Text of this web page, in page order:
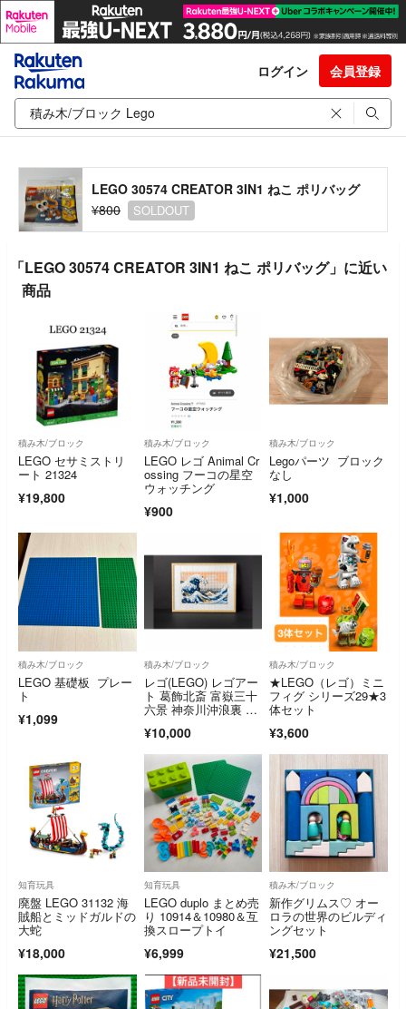
ログイン 会員登録
LEGO 30574 CREATOR 3IN1 ねこ ポリバッグ
¥800
SOLDOUT
「LEGO 30574 CREATOR 3IN1 ねこ ポリバッグ」に近い
商品
積み木/ブロック
LEGO セサミストリ
ート 21324
¥19,800
積み木/ブロック
LEGO レゴ Animal Cr
ossing フーコの星空
ウォッチング
¥900
積み木/ブロック
Legoパーツ ブロック
なし
¥1,000
積み木/ブロック
LEGO 基礎板 プレー
ト
¥1,099
積み木/ブロック
レゴ(LEGO) レゴアー
ト 葛飾北斎 富嶽三十
六景 神奈川沖浪裏 31
¥10,000
積み木/ブロック
★LEGO（レゴ）ミニ
フィグ シリーズ29★3
体セット
¥3,600
知育玩具
廃盤 LEGO 31132 海
賊船とミッドガルドの
大蛇
¥18,000
知育玩具
LEGO duplo まとめ売
り 10914＆10980＆互
換スロープトイ
¥6,999
積み木/ブロック
新作グリムス♡ オー
ロラの世界のビルディ
ングセット
¥21,500